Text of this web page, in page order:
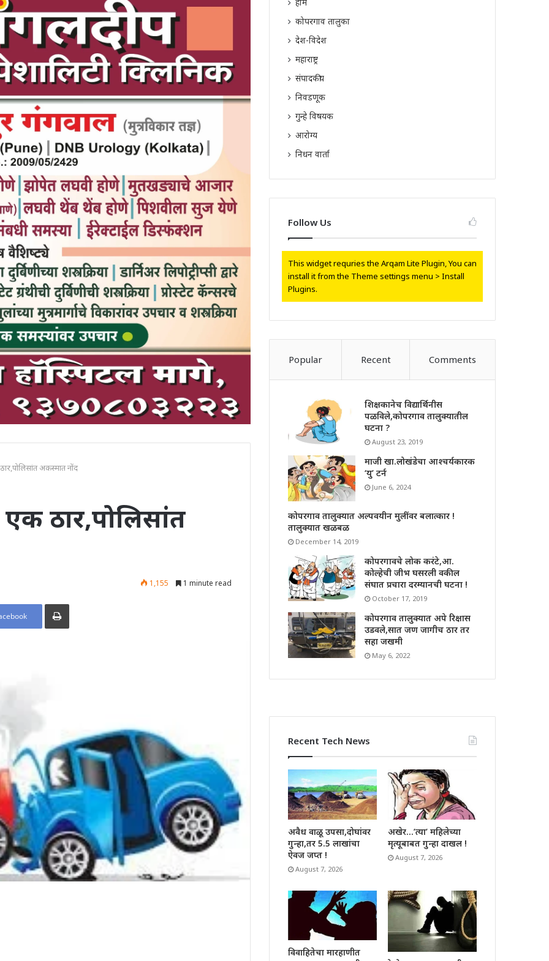
अकस्मात नोंद
ठार,पोलिसांत
1,155 1 minute read
Print
कोपरगाव तालुका
देश-विदेश
महाराष्ट्र
संपादकीय
निवडणूक
गुन्हे विषयक
आरोग्य
निधन वार्ता
Follow Us
This widget requries the Arqam Lite Plugin, You can
install it from the Theme settings menu > Install
Plugins.
Popular Recent Comments
शिक्षकानेच विद्यार्थिनीस
पळविले,कोपरगाव तालुक्यातील
घटना ?
August 23, 2019
माजी खा.लोखंडेचा आश्चर्यकारक
‘यु’ टर्न
June 6, 2024
कोपरगाव तालुक्यात अल्पवयीन मुलींवर बलात्कार !
तालुक्यात खळबळ
December 14, 2019
कोपरगावचे लोक करंटे,आ.
कोल्हेची जीभ घसरली वकील
संघात प्रचारा दरम्यानची घटना !
October 17, 2019
कोपरगाव तालुक्यात अपे रिक्षास
उडवले,सात जण जागीच ठार तर
सहा जखमी
May 6, 2022
Recent Tech News
अवैध वाळू उपसा,दोघांवर
गुन्हा,तर 5.5 लाखांचा
ऐवज जप्त !
August 7, 2026
अखेर…’त्या’ महिलेच्या
मृत्यूबाबत गुन्हा दाखल !
August 7, 2026
विवाहितेचा मारहाणीत